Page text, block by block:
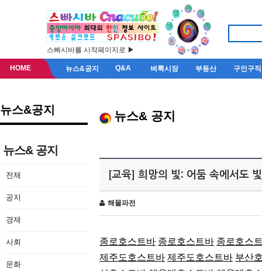
스빠시바를 시작페이지로 ▶
HOME 뉴스&공지 Q&A 벼룩시장 부동산 구인구직
뉴스&공지
뉴스& 공지
전체
공지
경제
사회
문화
뉴스& 공지
[교육] 희망의 빛: 어둠 속에서도
해물파전
종로호스트바 종로호스트바 종로호스
제주도호스트바 제주도호스트바 부산